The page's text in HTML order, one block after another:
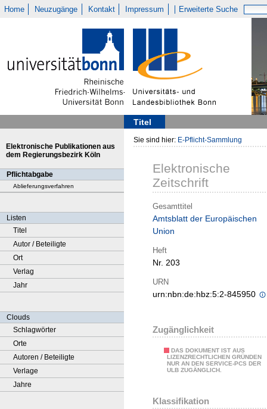
Home Neuzugänge Kontakt Impressum Erweiterte Suche
Titel
Elektronische Publikationen aus
dem Regierungsbezirk Köln
Pflichtabgabe
Ablieferungsverfahren
Listen
Titel
Autor / Beteiligte
Ort
Verlag
Jahr
Clouds
Schlagwörter
Orte
Autoren / Beteiligte
Verlage
Jahre
Sie sind hier: E-Pflicht-Sammlung
Elektronische
Zeitschrift
Gesamttitel
Amtsblatt der Europäischen
Union
Heft
Nr. 203
URN
urn:nbn:de:hbz:5:2-845950
Zugänglichkeit
DAS DOKUMENT IST AUS
LIZENZRECHTLICHEN GRÜNDEN
NUR AN DEN SERVICE-PCS DER
ULB ZUGÄNGLICH.
Klassifikation